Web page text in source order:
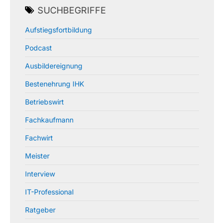
SUCHBEGRIFFE
Aufstiegsfortbildung
Podcast
Ausbildereignung
Bestenehrung IHK
Betriebswirt
Fachkaufmann
Fachwirt
Meister
Interview
IT-Professional
Ratgeber